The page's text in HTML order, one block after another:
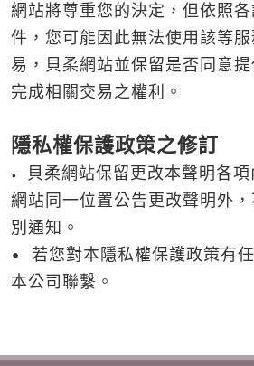
網站將尊重您的決定，但依照
件，您可能因此無法使用該等
易，貝柔網站並保留是否同意
完成相關交易之權利。
隱私權保護政策之修訂
•
貝柔網站保留更改本聲明各
網站同一位置公告更改聲明外
別通知。
• 若您對本隱私權保護政策有
本公司聯繫。